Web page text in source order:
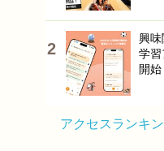
興味
学
開始
アクセスランキ